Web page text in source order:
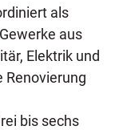
als
aus
Elektrik und
Renovierung
bis sechs